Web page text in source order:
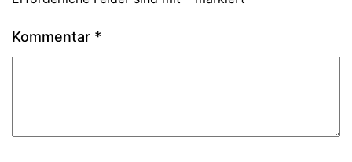
Kommentar *